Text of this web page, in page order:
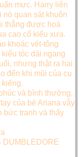
mực. Harry liên
quan sát khuôn
thẳng được hoà
cao cổ kiểu xưa.
khoác vét-tông
tóc dài ngang
nhưng thật ra hai
đến khi mũi của cụ
và bình thường,
của bé Ariana vẫy
bức tranh và thấy